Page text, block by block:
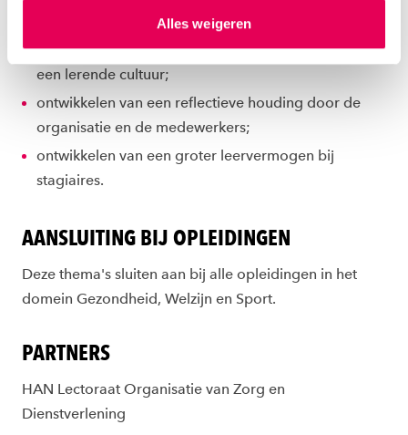
cookiestatement. Via ‘Zelf instellen’ kun je ook zelf
instellen welke cookies we plaatsen. Je kunt je
toestemming altijd wijzigen of intrekken via
cookiestatement
Alles weigeren
daartoe inspireert;
leveren van een bijdrage aan de ontwikkeling van
een lerende cultuur;
ontwikkelen van een reflectieve houding door de
organisatie en de medewerkers;
ontwikkelen van een groter leervermogen bij
stagiaires.
AANSLUITING BIJ OPLEIDINGEN
Deze thema's sluiten aan bij alle opleidingen in het
domein Gezondheid, Welzijn en Sport.
PARTNERS
HAN Lectoraat Organisatie van Zorg en
Dienstverlening